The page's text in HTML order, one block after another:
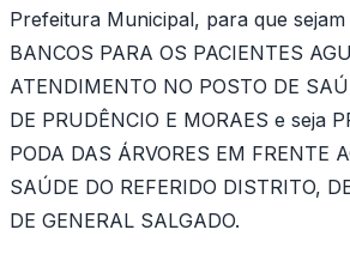
Prefeitura Municipal, para que
BANCOS PARA OS PACIENTES
ATENDIMENTO NO POSTO DE
DE PRUDÊNCIO E MORAES e seja
PODA DAS ÁRVORES EM FRENTE
SAÚDE DO REFERIDO DISTRITO,
DE GENERAL SALGADO.